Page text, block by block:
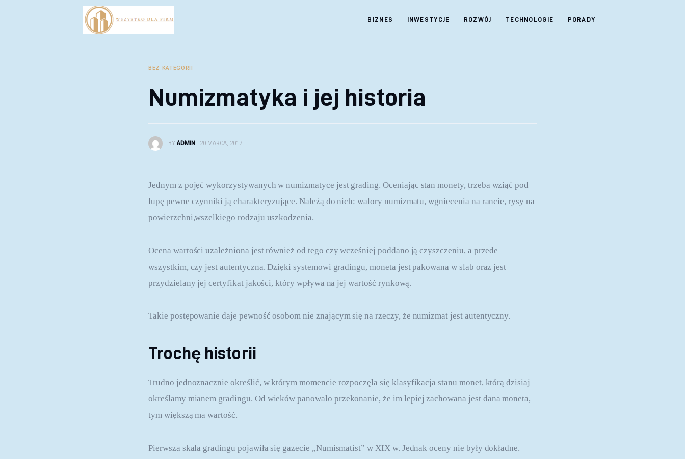
BIZNES INWESTYCJE ROZWÓJ TECHNOLOGIE PORADY
BEZ KATEGORII
Numizmatyka i jej historia
BY ADMIN 20 MARCA, 2017
Jednym z pojęć wykorzystywanych w numizmatyce jest grading. Oceniając stan monety, trzeba wziąć pod
lupę pewne czynniki ją charakteryzujące. Należą do nich: walory numizmatu, wgniecenia na rancie, rysy na
powierzchni,wszelkiego rodzaju uszkodzenia.
Ocena wartości uzależniona jest również od tego czy wcześniej poddano ją czyszczeniu, a przede
wszystkim, czy jest autentyczna. Dzięki systemowi gradingu, moneta jest pakowana w slab oraz jest
przydzielany jej certyfikat jakości, który wpływa na jej wartość rynkową.
Takie postępowanie daje pewność osobom nie znającym się na rzeczy, że numizmat jest autentyczny.
Trochę historii
Trudno jednoznacznie określić, w którym momencie rozpoczęła się klasyfikacja stanu monet, którą dzisiaj
określamy mianem gradingu. Od wieków panowało przekonanie, że im lepiej zachowana jest dana moneta,
tym większą ma wartość.
Pierwsza skala gradingu pojawiła się gazecie „Numismatist” w XIX w. Jednak oceny nie były dokładne.